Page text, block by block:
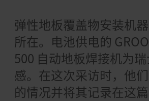
弹性地板覆盖物安装机
所在。电池供电的
500 自动地板焊接机为
感。在这次采访时，他
的情况并将其记录在这